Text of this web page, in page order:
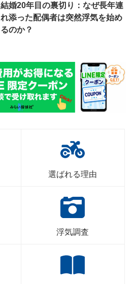
結婚20年目の裏切り：なぜ長年連
れ添った配偶者は突然浮気を始め
るのか？
選ばれる理由
浮気調査